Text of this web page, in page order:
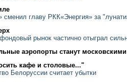
сменил главу РКК«Энергия» за
рынок частично отыграл
аэропорты станут московскими
кафе и столовые..."
Белоруссии считает убытки